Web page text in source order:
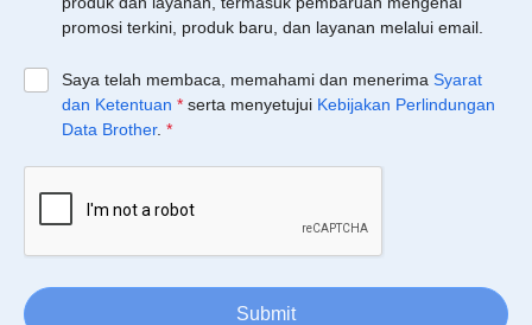
promosi terkini, produk baru, dan layanan melalui email.
Saya telah membaca, memahami dan menerima Syarat
dan Ketentuan * serta menyetujui Kebijakan Perlindungan
Data Brother. *
Submit